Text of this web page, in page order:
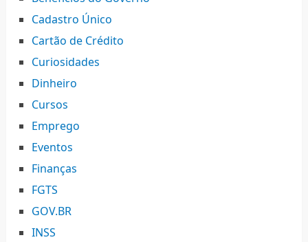
Cadastro Único
Cartão de Crédito
Curiosidades
Dinheiro
Cursos
Emprego
Eventos
Finanças
FGTS
GOV.BR
INSS